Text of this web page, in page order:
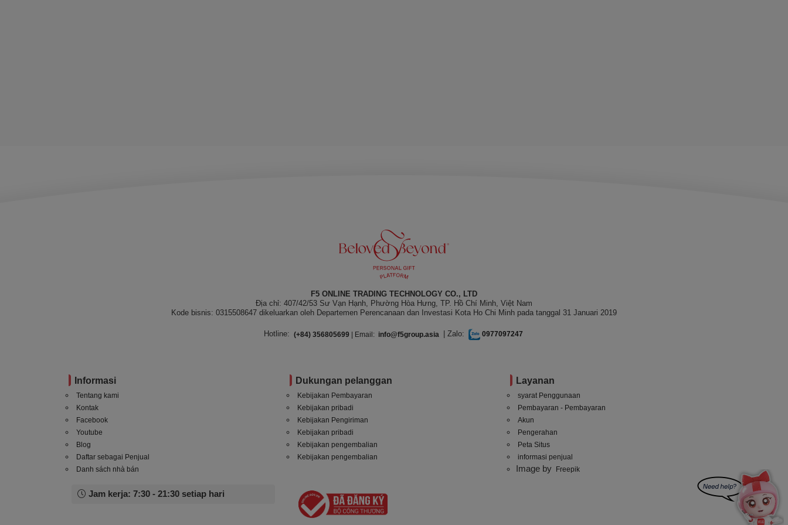
F5 ONLINE TRADING TECHNOLOGY CO., LTD
Địa chỉ: 407/42/53 Sư Vạn Hạnh, Phường Hòa Hưng, TP. Hồ Chí Minh, Việt Nam
Kode bisnis: 0315508647 dikeluarkan oleh Departemen Perencanaan dan Investasi Kota Ho Chi Minh pada tanggal 31 Januari 2019
Hotline: (+84) 356805699| Email: info@f5group.asia | Zalo: 0977097247
Informasi
Tentang kami
Kontak
Facebook
Youtube
Blog
Daftar sebagai Penjual
Danh sách nhà bán
Dukungan pelanggan
Kebijakan Pembayaran
Kebijakan pribadi
Kebijakan Pengiriman
Kebijakan pribadi
Kebijakan pengembalian
Kebijakan pengembalian
Layanan
syarat Penggunaan
Pembayaran - Pembayaran
Akun
Pengerahan
Peta Situs
informasi penjual
Image by Freepik
Jam kerja: 7:30 - 21:30 setiap hari